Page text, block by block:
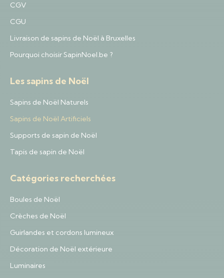
CGV
CGU
Livraison de sapins de Noël à Bruxelles
Pourquoi choisir SapinNoel.be ?
Les sapins de Noël
Sapins de Noël Naturels
Sapins de Noël Artificiels
Supports de sapin de Noël
Tapis de sapin de Noël
Catégories recherchées
Boules de Noël
Crèches de Noël
Guirlandes et cordons lumineux
Décoration de Noël extérieure
Luminaires